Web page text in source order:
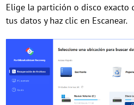
Elige la partición o disco exacto
tus datos y haz clic en Escanear.